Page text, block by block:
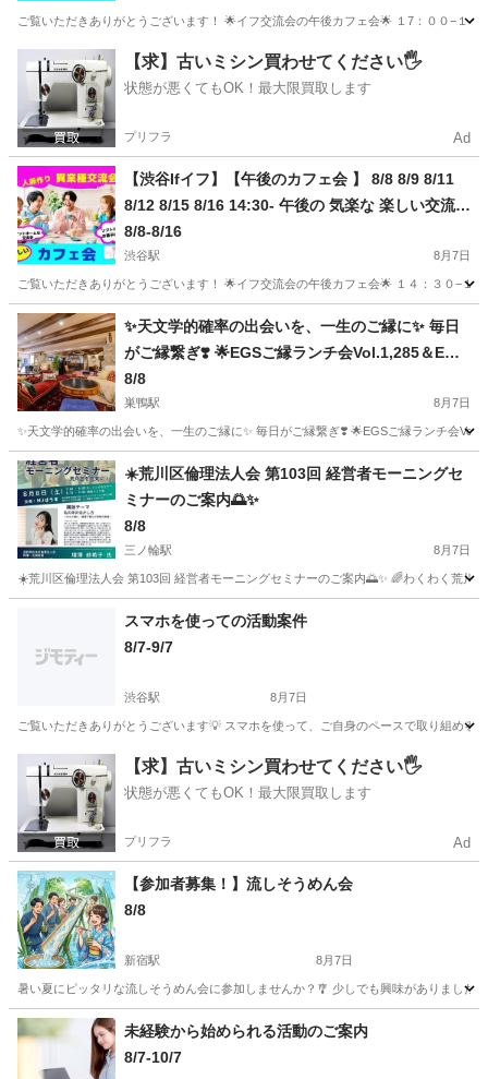
ご覧いただきありがとうございます！ 🌟イフ交流会の午後カフェ会🌟 １7：００−１
東京 渋谷区 渋谷駅 その他 会場
【求】古いミシン買わせてください🖐️
状態が悪くてもOK！最大限買取します
プリフラ Ad
【渋谷Ifイフ】【午後のカフェ会 】 8/8 8/9 8/11
8/12 8/15 8/16 14:30- 午後の 気楽な 楽しい交流
会。人との繋がりで楽しい未来へ 🎵
8/8-8/16
渋谷駅 8月7日
ご覧いただきありがとうございます！ 🌟イフ交流会の午後カフェ会🌟 １４：３０−
東京 渋谷区 渋谷駅 その他 会場
✨天文学的確率の出会いを、一生のご縁に✨ 毎日
がご縁繋ぎ❣️ 🌟EGSご縁ランチ会Vol.1,285＆EGS
ご縁カフェ会Vol.1,214🌟
8/8
巣鴨駅 8月7日
✨天文学的確率の出会いを、一生のご縁に✨ 毎日がご縁繋ぎ❣️ 🌟EGSご縁ランチ会
東京 豊島区 巣鴨駅 その他 ランチ
☀️荒川区倫理法人会 第103回 経営者モーニングセ
ミナーのご案内🌅✨
8/8
三ノ輪駅 8月7日
☀️荒川区倫理法人会 第103回 経営者モーニングセミナーのご案内🌅✨ 🌈わくわく荒川
三ノ輪駅 その他 ハイエナ
スマホを使っての活動案件
8/7-9/7
渋谷駅 8月7日
ご覧いただきありがとうございます💡 スマホを使って、ご自身のペースで取り組め
東京 渋谷区 渋谷駅 その他 ペース
【求】古いミシン買わせてください🖐️
状態が悪くてもOK！最大限買取します
プリフラ Ad
【参加者募集！】流しそうめん会
8/8
新宿駅 8月7日
暑い夏にピッタリな流しそうめん会に参加しませんか？🎐 少しでも興味がありまし
東京 新宿区 新宿駅 その他 流しそうめん
未経験から始められる活動のご案内
8/7-10/7